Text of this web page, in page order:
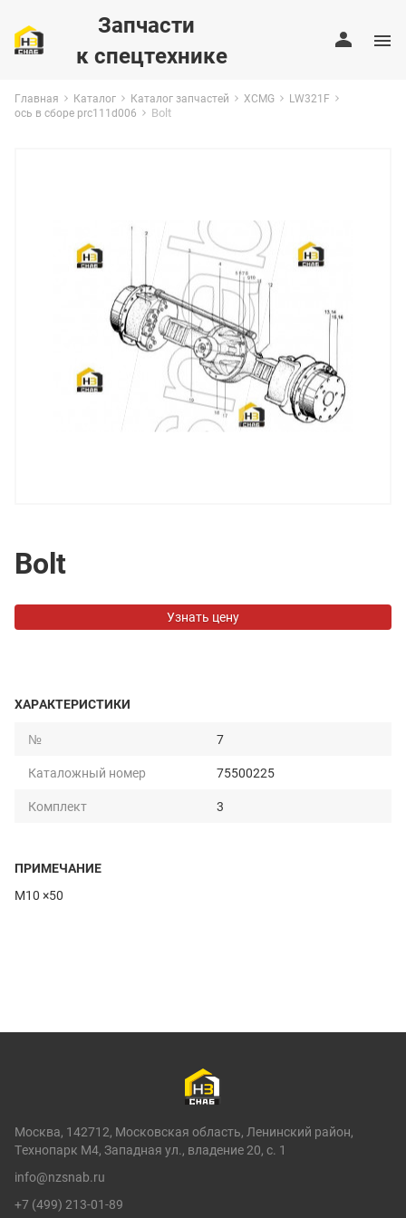
Запчасти
к спецтехнике
Главная Каталог Каталог запчастей XCMG
LW321F
ось в сборе prc111d006
Bolt
Bolt
Узнать цену
ХАРАКТЕРИСТИКИ
№
7
Каталожный номер
75500225
Комплект
3
ПРИМЕЧАНИЕ
M10 ×50
Москва, 142712, Московская область, Ленинский район,
Технопарк М4, Западная ул., владение 20, с. 1
info@nzsnab.ru
+7 (499) 213-01-89